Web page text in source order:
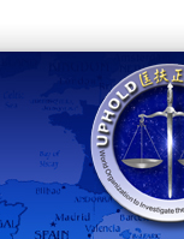
to
content